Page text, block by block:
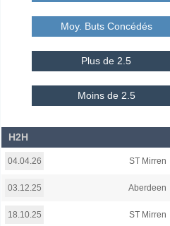
Moy. Buts Concédés
Plus de 2.5
Moins de 2.5
H2H
04.04.26 ST Mirren
03.12.25 Aberdeen
18.10.25 ST Mirren